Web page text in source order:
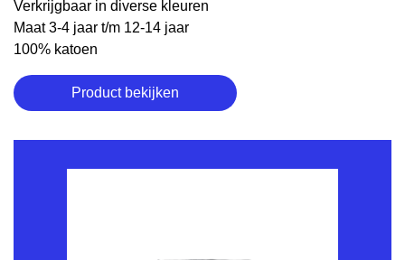
Verkrijgbaar in diverse kleuren
Maat 3-4 jaar t/m 12-14 jaar
100% katoen
Product bekijken